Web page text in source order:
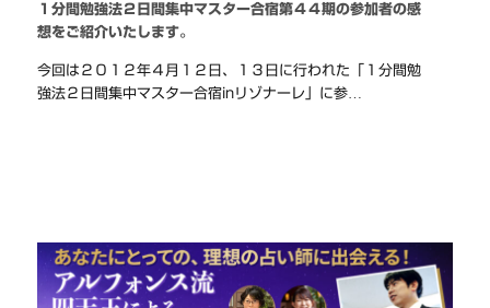
１分間勉強法２日間集中マスター合宿第４４期の参加者の感
想をご紹介いたします。
今回は２０１２年４月１２日、１３日に行われた「１分間勉
強法２日間集中マスター合宿inリゾナーレ」に参…